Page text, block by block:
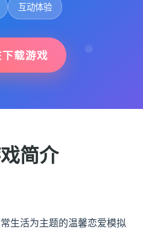
互动体验
载游戏
简介
生活为主题的温馨恋爱模拟